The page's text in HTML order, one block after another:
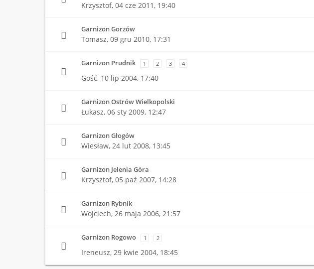
Krzysztof, 04 cze 2011, 19:40
Garnizon Gorzów
Tomasz, 09 gru 2010, 17:31
Garnizon Prudnik 1 2 3 4
Gość, 10 lip 2004, 17:40
Garnizon Ostrów Wielkopolski
Łukasz, 06 sty 2009, 12:47
Garnizon Głogów
Wiesław, 24 lut 2008, 13:45
Garnizon Jelenia Góra
Krzysztof, 05 paź 2007, 14:28
Garnizon Rybnik
Wojciech, 26 maja 2006, 21:57
Garnizon Rogowo 1 2
Ireneusz, 29 kwie 2004, 18:45